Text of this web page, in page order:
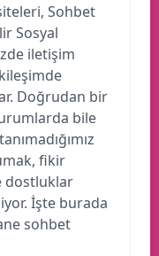
Sohbet
Sosyal
iletişim
Doğrudan bir
bile
fikir
dostluklar
İşte burada
sohbet